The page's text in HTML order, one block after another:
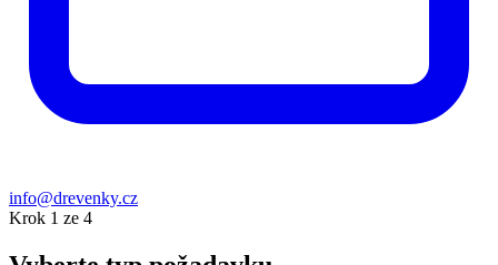
info@drevenky.cz
Krok 1 ze 4